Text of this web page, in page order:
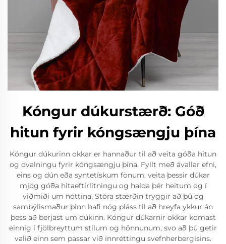
Kóngur dúkurstærð: Góð
hitun fyrir kóngsængju þína
Kóngur dúkurinn okkar er hannaður til að veita góða hitun
og dvalningu fyrir kóngsængju þína. Fyllt með ávallar efni,
eins og dún eða syntetískum fönum, veita þessir dúkar
mjög góða hitaeftirlitningu og halda þér heitum og í
viðmiði um nóttina. Stóra stærðin tryggir að þú og
sambýlismaður þinn hafi nóg pláss til að hreyfa ykkur án
þess að berjast um dúkinn. Kóngur dúkarnir okkar komast
einnig í fjölbreyttum stílum og hönnunum, svo að þú getir
valið einn sem passar við innréttingu svefnherbergisins.